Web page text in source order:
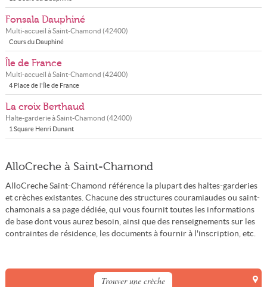
Fonsala Dauphiné
Multi-accueil àSaint-Chamond (42400)
Cours du Dauphiné
Île de France
Multi-accueil àSaint-Chamond (42400)
4 Place de l'Île de France
La croix Berthaud
Halte-garderie àSaint-Chamond (42400)
1 Square Henri Dunant
AlloCreche à Saint-Chamond
AlloCreche Saint-Chamond référence la plupart des haltes-garderies
et crèches existantes. Chacune des structures couramiaudes ou saint-
chamonais a sa page dédiée, qui vous fournit toutes les informations
de base dont vous aurez besoin, ainsi que des renseignements sur les
contraintes de résidence, les documents à fournir à l'inscription, etc.
Trouver une crèche